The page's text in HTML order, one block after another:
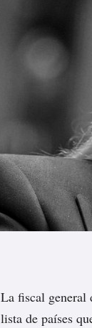
La fiscal
lista de países